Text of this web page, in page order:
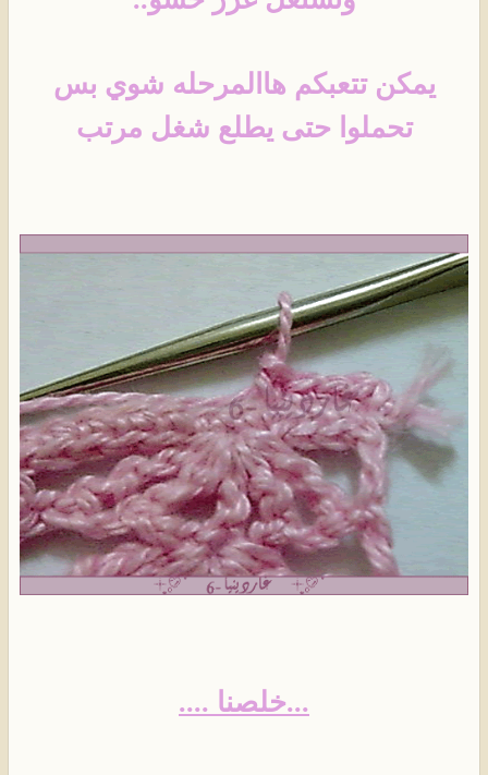
يمكن تتعبكم هاالمرحله شوي بس
تحملوا حتى يطلع شغل مرتب
...خلصنا ....